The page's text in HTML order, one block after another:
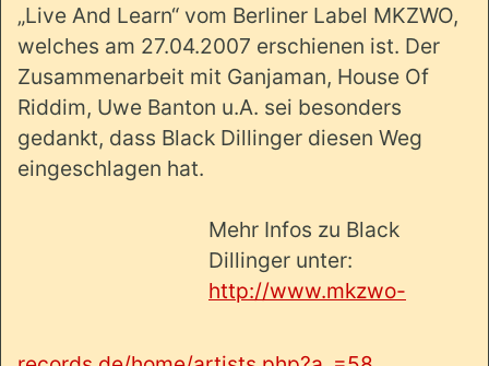
„Live And Learn“ vom Berliner Label MKZWO,
welches am 27.04.2007 erschienen ist. Der
Zusammenarbeit mit Ganjaman, House Of
Riddim, Uwe Banton u.A. sei besonders
gedankt, dass Black Dillinger diesen Weg
eingeschlagen hat.
Mehr Infos zu Black
Dillinger unter:
http://www.mkzwo-